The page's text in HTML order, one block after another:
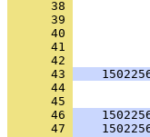
      38
      39
      40
      41
      42
      43
      44
      45
      46
      47